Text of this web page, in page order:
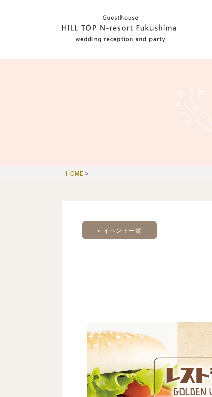
HOME>
« イベント一覧